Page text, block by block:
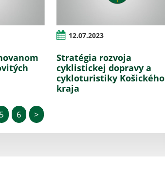
12.07.2023
Stratégia rozvoja
cyklistickej dopravy a
cykloturistiky Košického
kraja
5 6 >